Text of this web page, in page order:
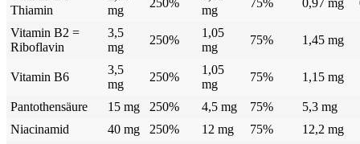
Thiamin
mg
250%
mg
75% 0,97 mg
Vitamin B2 =
Riboflavin
3,5
mg
250%
1,05
mg
75% 1,45 mg
Vitamin B6
3,5
mg
250%
1,05
mg
75% 1,15 mg
Pantothensäure 15 mg 250% 4,5 mg 75% 5,3 mg
Niacinamid
40 mg 250% 12 mg 75% 12,2 mg